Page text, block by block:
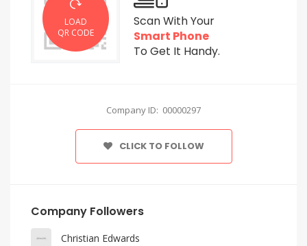
LOAD
QR CODE
Scan With Your
Smart Phone
To Get It Handy.
Company ID: 00000297
CLICK TO FOLLOW
Company Followers
Christian Edwards